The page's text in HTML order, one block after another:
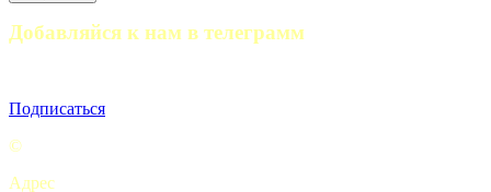
Добавляйся к нам в телеграмм
Подписаться
©
Адрес